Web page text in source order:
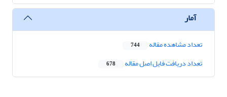
آمار
تعداد مشاهده مقاله 744
تعداد دریافت فایل اصل مقاله 678